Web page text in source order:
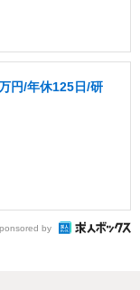
円/年休125日/研
by